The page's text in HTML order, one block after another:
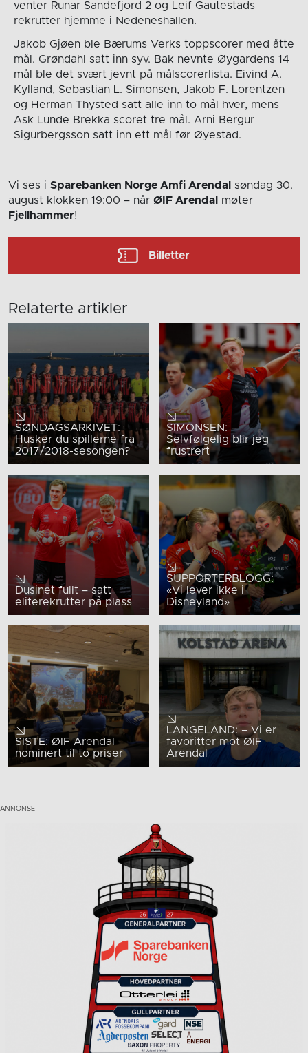
venter Runar Sandefjord 2 og Leif Gautestads
rekrutter hjemme i Nedeneshallen.
Jakob Gjøen ble Bærums Verks toppscorer med åtte
mål. Grøndahl satt inn syv. Bak nevnte Øygardens 14
mål ble det svært jevnt på målscorerlista. Eivind A.
Kylland, Sebastian L. Simonsen, Jakob F. Lorentzen
og Herman Thysted satt alle inn to mål hver, mens
Ask Lunde Brekka scoret tre mål. Arni Bergur
Sigurbergsson satt inn ett mål før Øyestad.
Vi ses i Sparebanken Norge Amfi Arendal
søndag 30.
august klokken 19:00 – når ØIF Arendal
møter
Fjellhammer!
Billetter
Relaterte artikler
SØNDAGSARKIVET:
Husker du spillerne fra
2017/2018-sesongen?
SIMONSEN: –
Selvfølgelig blir jeg
frustrert
Dusinet fullt – satt
eliterekrutter på plass
SUPPORTERBLOGG:
«Vi lever ikke i
Disneyland»
SISTE: ØIF Arendal
nominert til to priser
LANGELAND: – Vi er
favoritter mot ØIF
Arendal